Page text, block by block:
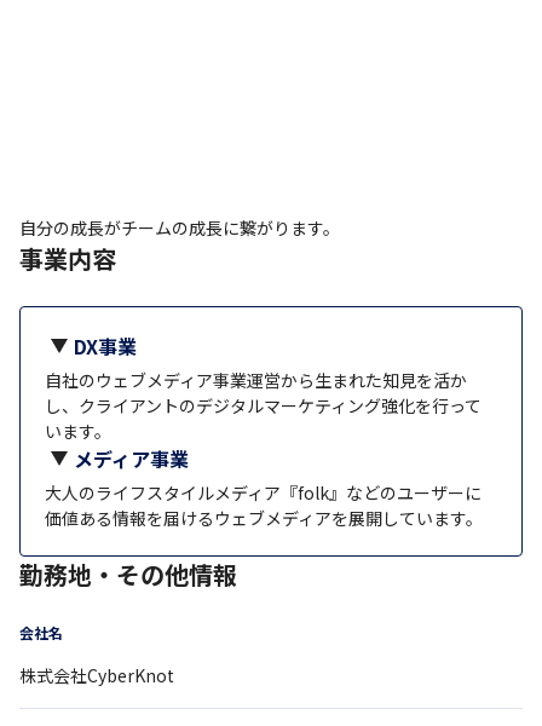
自分の成長がチームの成長に繋がります。
事業内容
DX事業
自社のウェブメディア事業運営から生まれた知見を活か
し、クライアントのデジタルマーケティング強化を行って
います。
メディア事業
大人のライフスタイルメディア『folk』などのユーザーに
価値ある情報を届けるウェブメディアを展開しています。
勤務地・その他情報
会社名
株式会社CyberKnot